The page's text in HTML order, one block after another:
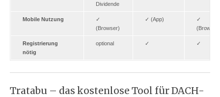
Dividende
Mobile Nutzung
✓
(Browser)
✓ (App)
✓
Registrierung
nötig
optional ✓ ✓
Tratabu – das kostenlose Tool für DACH-